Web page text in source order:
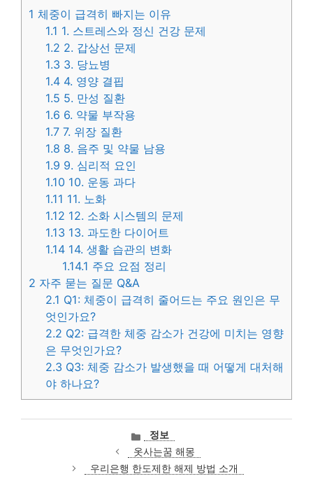
1 체중이 급격히 빠지는 이유
1.1 1. 스트레스와 정신 건강 문제
1.2 2. 갑상선 문제
1.3 3. 당뇨병
1.4 4. 영양 결핍
1.5 5. 만성 질환
1.6 6. 약물 부작용
1.7 7. 위장 질환
1.8 8. 음주 및 약물 남용
1.9 9. 심리적 요인
1.10 10. 운동 과다
1.11 11. 노화
1.12 12. 소화 시스템의 문제
1.13 13. 과도한 다이어트
1.14 14. 생활 습관의 변화
1.14.1 주요 요점 정리
2 자주 묻는 질문 Q&A
2.1 Q1: 체중이 급격히 줄어드는 주요 원인은 무
엇인가요?
2.2 Q2: 급격한 체중 감소가 건강에 미치는 영향
은 무엇인가요?
2.3 Q3: 체중 감소가 발생했을 때 어떻게 대처해
야 하나요?
카
테
고
리
정보
옷사는꿈 해몽
우리은행 한도제한 해제 방법 소개